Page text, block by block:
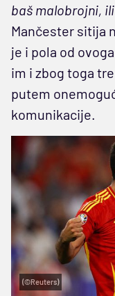
baš malobrojni,
Mančester sitija
je i pola od
im i zbog toga
putem
komunikacije.
(©Reuters)